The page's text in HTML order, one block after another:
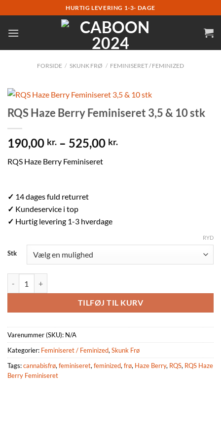
til
indhold
HURTIG LEVERING 1-3- DAGE
FORSIDE / SKUNK FRØ / FEMINISERET / FEMINIZED
RQS Haze Berry Feminiseret 3,5 & 10 stk
190,00 kr. – 525,00 kr.
RQS Haze Berry Feminiseret
✓ 14 dages fuld returret
✓ Kundeservice i top
✓ Hurtig levering 1-3 hverdage
Stk
RYD
TILFØJ TIL KURV
Varenummer (SKU): N/A
Kategorier: Feminiseret / Feminized, Skunk Frø
Tags:cannabisfrø, feminiseret, feminized, frø, Haze Berry, RQS, RQS Haze
Berry Feminiseret